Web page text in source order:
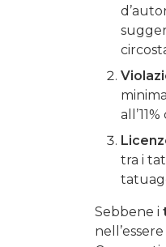
tra i
Sebbene i